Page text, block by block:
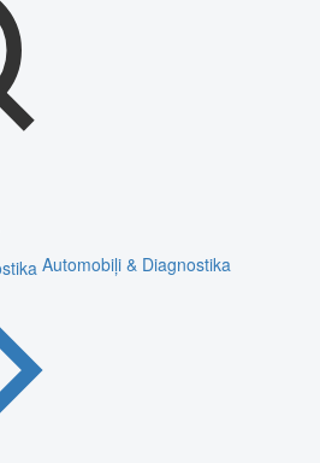
Automobiļi & Diagnostika